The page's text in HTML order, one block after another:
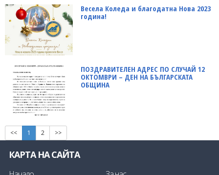
Весела Коледа и благодатна Нова 2023
година!
ПОЗДРАВИТЕЛЕН АДРЕС ПО СЛУЧАЙ 12
ОКТОМВРИ – ДЕН НА БЪЛГАРСКАТА
ОБЩИНА
<< 1 2 >>
КАРТА НА САЙТА